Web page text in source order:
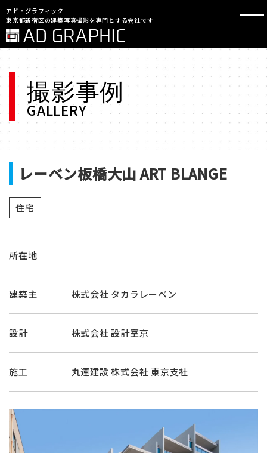
アド・グラフィック
東京都新宿区の建築写真撮影を専門とする会社です
撮影事例
GALLERY
レーベン板橋大山 ART BLANGE
住宅
所在地
建築主 株式会社 タカラレーベン
設計 株式会社 設計室京
施工 丸運建設 株式会社 東京支社